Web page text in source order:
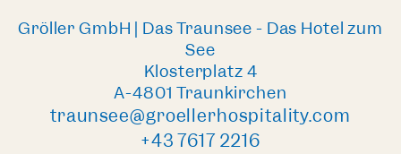
Gröller GmbH | Das Traunsee - Das Hotel zum
See
Klosterplatz 4
A-4801 Traunkirchen
traunsee@groellerhospitality.com
+43 7617 2216